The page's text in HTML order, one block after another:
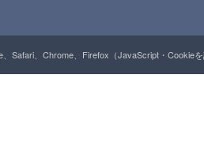
Safari、Chrome、Firefox（JavaScript・Cookie